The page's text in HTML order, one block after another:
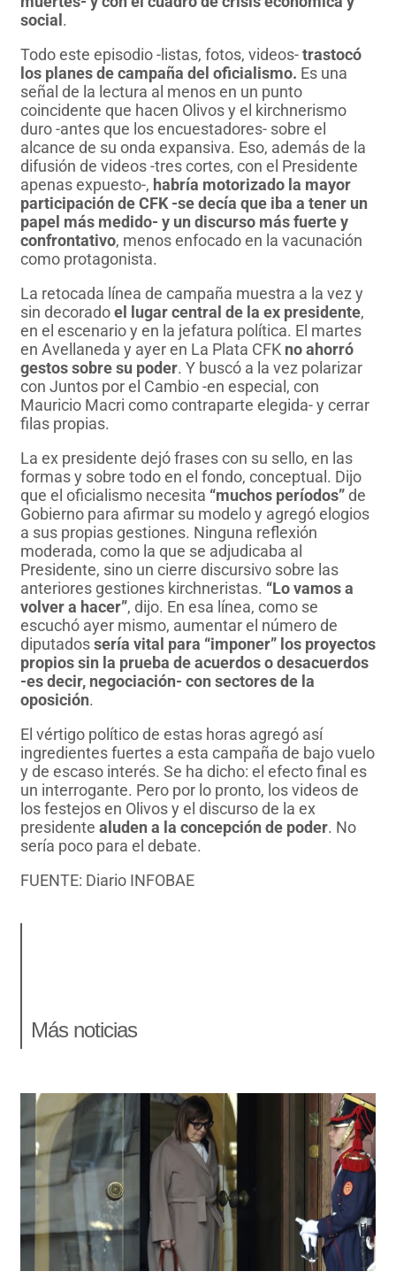
social .
Todo este episodio -listas, fotos, videos-trastocó
los planes de campaña del oficialismo. Es una
señal de la lectura al menos en un punto
coincidente que hacen Olivos y el kirchnerismo
duro -antes que los encuestadores- sobre el
alcance de su onda expansiva. Eso, además de la
difusión de videos -tres cortes, con el Presidente
apenas expuesto-, habría motorizado la mayor
participación de CFK -se decía que iba a tener un
papel más medido- y un discurso más fuerte y
confrontativo, menos enfocado en la vacunación
como protagonista.
La retocada línea de campaña muestra a la vez y
sin decoradoel lugar central de la ex presidente,
en el escenario y en la jefatura política. El martes
en Avellaneda y ayer en La Plata CFK no ahorró
gestos sobre su poder. Y buscó a la vez polarizar
con Juntos por el Cambio -en especial, con
Mauricio Macri como contraparte elegida- y cerrar
filas propias.
La ex presidente dejó frases con su sello, en las
formas y sobre todo en el fondo, conceptual. Dijo
que el oficialismo necesita “muchos períodos”de
Gobierno para afirmar su modelo y agregó elogios
a sus propias gestiones. Ninguna reflexión
moderada, como la que se adjudicaba al
Presidente, sino un cierre discursivo sobre las
anteriores gestiones kirchneristas. “Lo vamos a
volver a hacer”, dijo. En esa línea, como se
escuchó ayer mismo, aumentar el número de
diputadossería vital para “imponer” los proyectos
propios sin la prueba de acuerdos o desacuerdos
-es decir, negociación- con sectores de la
oposición.
El vértigo político de estas horas agregó así
ingredientes fuertes a esta campaña de bajo vuelo
y de escaso interés. Se ha dicho: el efecto final es
un interrogante. Pero por lo pronto, los videos de
los festejos en Olivos y el discurso de la ex
presidente aluden a la concepción de poder. No
sería poco para el debate.
FUENTE: Diario INFOBAE
Más noticias